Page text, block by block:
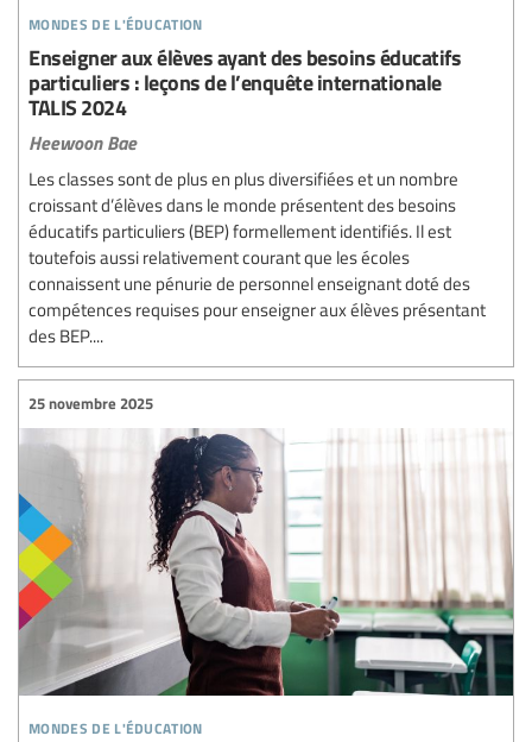
mondes de l'éducation
Enseigner aux élèves ayant des besoins éducatifs
particuliers : leçons de l’enquête internationale
TALIS 2024
Heewoon Bae
Les classes sont de plus en plus diversifiées et un nombre
croissant d’élèves dans le monde présentent des besoins
éducatifs particuliers (BEP) formellement identifiés. Il est
toutefois aussi relativement courant que les écoles
connaissent une pénurie de personnel enseignant doté des
compétences requises pour enseigner aux élèves présentant
des BEP....
mondes de l'éducation
25 novembre 2025